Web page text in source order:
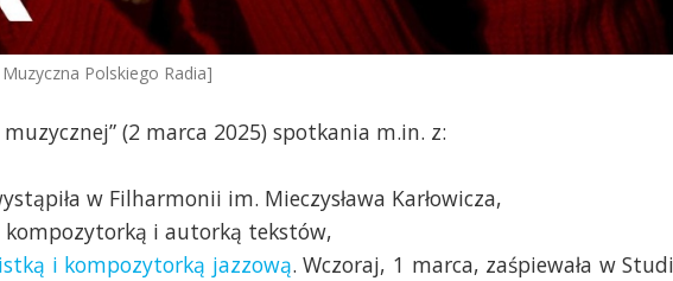
Polskiego Radia]
(2 marca 2025) spotkania m.in. z:
w Filharmonii im. Mieczysława Karłowicza,
kompozytorką i autorką tekstów,
i kompozytorką jazzową. Wczoraj, 1 marca, zaśpiewała w